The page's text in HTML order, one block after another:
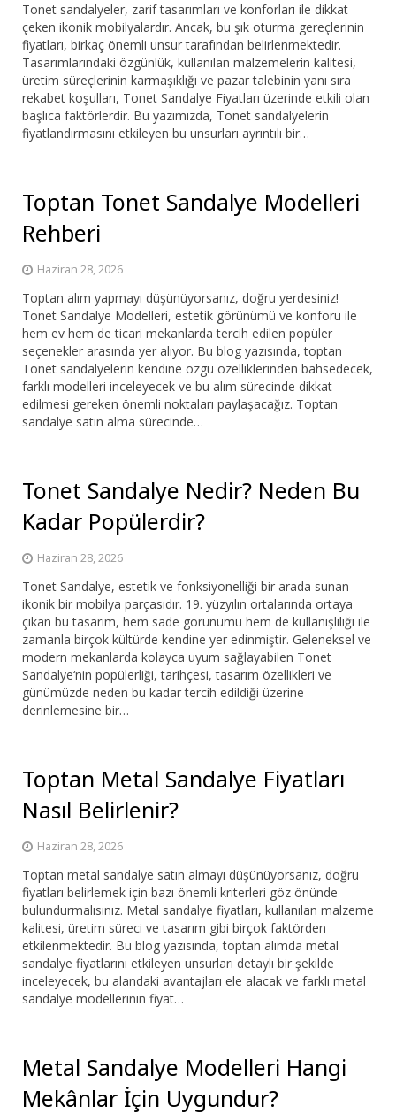
Tonet sandalyeler, zarif tasarımları ve konforları ile dikkat
çeken ikonik mobilyalardır. Ancak, bu şık oturma gereçlerinin
fiyatları, birkaç önemli unsur tarafından belirlenmektedir.
Tasarımlarındaki özgünlük, kullanılan malzemelerin kalitesi,
üretim süreçlerinin karmaşıklığı ve pazar talebinin yanı sıra
rekabet koşulları, Tonet Sandalye Fiyatları üzerinde etkili olan
başlıca faktörlerdir. Bu yazımızda, Tonet sandalyelerin
fiyatlandırmasını etkileyen bu unsurları ayrıntılı bir…
Toptan Tonet Sandalye Modelleri
Rehberi
Haziran 28, 2026
Toptan alım yapmayı düşünüyorsanız, doğru yerdesiniz!
Tonet Sandalye Modelleri, estetik görünümü ve konforu ile
hem ev hem de ticari mekanlarda tercih edilen popüler
seçenekler arasında yer alıyor. Bu blog yazısında, toptan
Tonet sandalyelerin kendine özgü özelliklerinden bahsedecek,
farklı modelleri inceleyecek ve bu alım sürecinde dikkat
edilmesi gereken önemli noktaları paylaşacağız. Toptan
sandalye satın alma sürecinde…
Tonet Sandalye Nedir? Neden Bu
Kadar Popülerdir?
Haziran 28, 2026
Tonet Sandalye, estetik ve fonksiyonelliği bir arada sunan
ikonik bir mobilya parçasıdır. 19. yüzyılın ortalarında ortaya
çıkan bu tasarım, hem sade görünümü hem de kullanışlılığı ile
zamanla birçok kültürde kendine yer edinmiştir. Geleneksel ve
modern mekanlarda kolayca uyum sağlayabilen Tonet
Sandalye‘nin popülerliği, tarihçesi, tasarım özellikleri ve
günümüzde neden bu kadar tercih edildiği üzerine
derinlemesine bir…
Toptan Metal Sandalye Fiyatları
Nasıl Belirlenir?
Haziran 28, 2026
Toptan metal sandalye satın almayı düşünüyorsanız, doğru
fiyatları belirlemek için bazı önemli kriterleri göz önünde
bulundurmalısınız. Metal sandalye fiyatları, kullanılan malzeme
kalitesi, üretim süreci ve tasarım gibi birçok faktörden
etkilenmektedir. Bu blog yazısında, toptan alımda metal
sandalye fiyatlarını etkileyen unsurları detaylı bir şekilde
inceleyecek, bu alandaki avantajları ele alacak ve farklı metal
sandalye modellerinin fiyat…
Metal Sandalye Modelleri Hangi
Mekânlar İçin Uygundur?